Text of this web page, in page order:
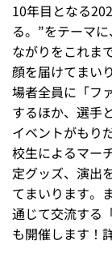
10年目となる
る。”をテーマ
ながりをこれま
顔を届けてまい
場者全員に「フ
するほか、選手
イベントがもり
校生によるマー
定グッズ、演出
てまいります。
通じて交流する
も開催します！